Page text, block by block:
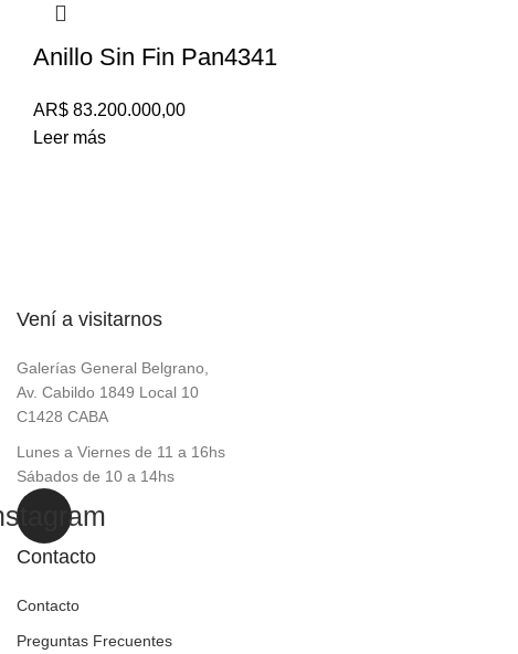
Anillo Sin Fin Pan4341
AR$ 83.200.000,00
Leer más
Vení a visitarnos
Galerías General Belgrano,
Av. Cabildo 1849 Local 10
C1428 CABA
Lunes a Viernes de 11 a 16hs
Sábados de 10 a 14hs
Contacto
Contacto
Preguntas Frecuentes